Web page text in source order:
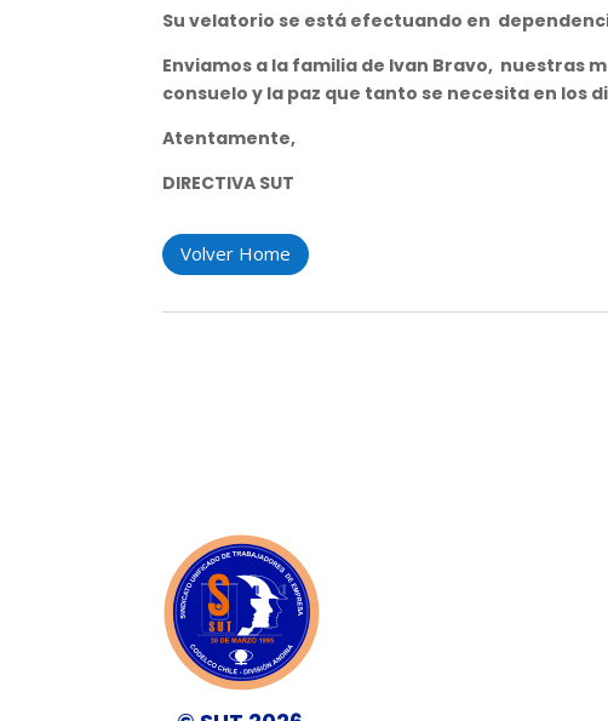
Su velatorio se está efectuando en
Enviamos a la familia de Ivan Bravo, nuestras
consuelo y la paz que tanto se necesita en los
Atentamente,
DIRECTIVA SUT
Volver Home